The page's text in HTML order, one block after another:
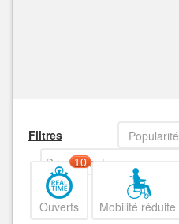
Filtres
Popularité
Decroissant
Ouverts
10
Mobilité réduite